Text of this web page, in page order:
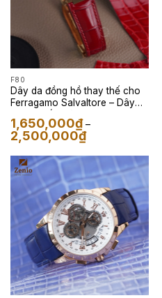
F80
Dây da đồng hồ thay thế cho
Ferragamo Salvaltore – Dây
Da Cá Sấu Màu Đỏ
1,650,000₫ –
2,500,000₫Khoảng
giá:
1,650,000₫
đến
2,500,000₫